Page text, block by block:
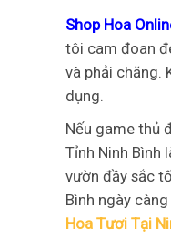
Shop Hoa
tôi cam đoan
và phải chăng.
dụng.
Nếu game thủ
Tỉnh Ninh Bình
vườn đầy sắc
Bình ngày
Hoa Tươi Tại